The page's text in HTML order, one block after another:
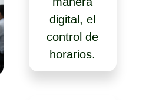
digital, el
control de
horarios.